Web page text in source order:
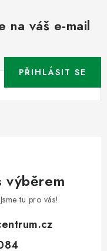
na váš e-mail
PŘIHLÁSIT SE
výběrem
tu pro vás!